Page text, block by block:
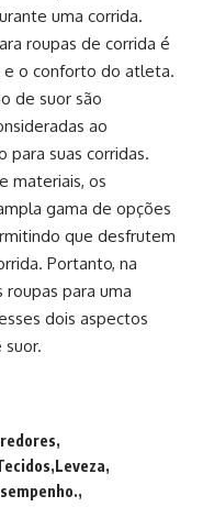
uma corrida.
roupas de corrida é
e o conforto do atleta.
de suor são
ao
para suas corridas.
materiais, os
gama de opções
que desfrutem
Portanto, na
para uma
dois aspectos
Leveza